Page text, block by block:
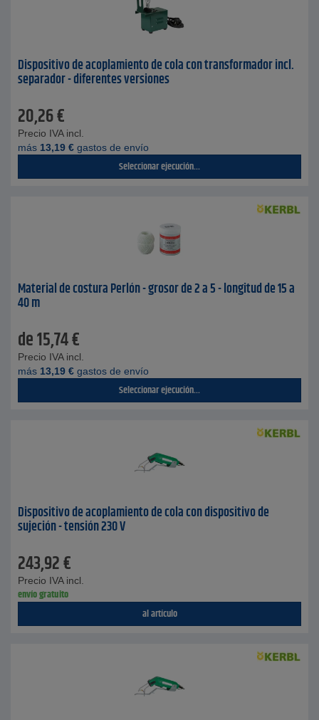
Dispositivo de acoplamiento de cola con transformador incl.
separador - diferentes versiones
20,26€
Precio IVA incl.
más 13,19 € gastos de envío
Seleccionar ejecución...
Material de costura Perlón - grosor de 2 a 5 - longitud de 15 a
40 m
de15,74€
Precio IVA incl.
más 13,19 € gastos de envío
Seleccionar ejecución...
Dispositivo de acoplamiento de cola con dispositivo de
sujeción - tensión 230 V
243,92€
Precio IVA incl.
envío gratuito
al artículo